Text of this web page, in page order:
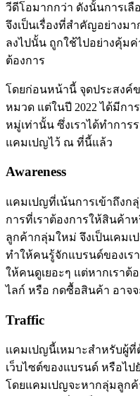
วีดีโอมากกว่า ดังนั้นการเ
จึงเป็นเรื่องที่สำคัญอย่างม
ลงไปนั้น ถูกใช้ไปอย่างคุ้มค่
ต้องการ
โดยก่อนหน้านี้ จุดประสงค์
หมวด แต่ในปี 2022 ได้มีกา
หมู่เท่านั้น ซึ่งเราได้ทำการ
แคมเปญไว้ ณ ที่นี้แล้ว
Awareness
แคมเปญที่เน้นการเข้าถึงก
การที่เราต้องการให้สินค้า
ลูกค้ากลุ่มใหม่ จึงเป็นเคมเ
ทำให้คนรู้จักแบรนด์ของเร
ให้คนดูเยอะๆ แต่หากเราต้
ไลก์ หรือ กดซื้อสินค้า อาจ
Traffic
เเคมเปญนี้เหมาะสำหรับผู้ที่
เว็บไซต์ของแบรนด์ หรือไป
โดยแคมเปญจะหากลุ่มลูก